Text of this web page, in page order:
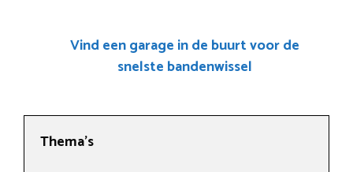
Vind een garage in de buurt voor de
snelste bandenwissel
Thema’s